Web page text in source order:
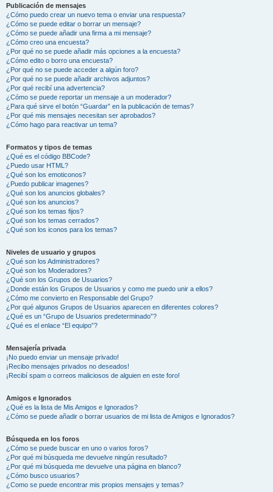
Publicación de mensajes
¿Cómo puedo crear un nuevo tema o enviar una respuesta?
¿Cómo se puede editar o borrar un mensaje?
¿Cómo se puede añadir una firma a mi mensaje?
¿Cómo creo una encuesta?
¿Por qué no se puede añadir más opciones a la encuesta?
¿Cómo edito o borro una encuesta?
¿Por qué no se puede acceder a algún foro?
¿Por qué no se puede añadir archivos adjuntos?
¿Por qué recibí una advertencia?
¿Cómo se puede reportar un mensaje a un moderador?
¿Para qué sirve el botón “Guardar” en la publicación de temas?
¿Por qué mis mensajes necesitan ser aprobados?
¿Cómo hago para reactivar un tema?
Formatos y tipos de temas
¿Qué es el código BBCode?
¿Puedo usar HTML?
¿Qué son los emoticonos?
¿Puedo publicar imagenes?
¿Qué son los anuncios globales?
¿Qué son los anuncios?
¿Qué son los temas fijos?
¿Qué son los temas cerrados?
¿Qué son los iconos para los temas?
Niveles de usuario y grupos
¿Qué son los Administradores?
¿Qué son los Moderadores?
¿Qué son los Grupos de Usuarios?
¿Donde están los Grupos de Usuarios y como me puedo unir a ellos?
¿Cómo me convierto en Responsable del Grupo?
¿Por qué algunos Grupos de Usuarios aparecen en diferentes colores?
¿Qué es un “Grupo de Usuarios predeterminado”?
¿Qué es el enlace “El equipo”?
Mensajería privada
¡No puedo enviar un mensaje privado!
¡Recibo mensajes privados no deseados!
¡Recibí spam o correos maliciosos de alguien en este foro!
Amigos e Ignorados
¿Qué es la lista de Mis Amigos e Ignorados?
¿Cómo se puede añadir o borrar usuarios de mi lista de Amigos e Ignorados?
Búsqueda en los foros
¿Cómo se puede buscar en uno o varios foros?
¿Por qué mi búsqueda me devuelve ningún resultado?
¿Por qué mi búsqueda me devuelve una página en blanco?
¿Cómo busco usuarios?
¿Como se puede encontrar mis propios mensajes y temas?